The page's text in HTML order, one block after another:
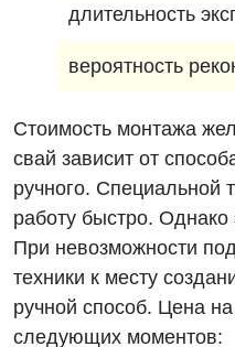
длительность
вероятность
Стоимость монтажа
свай зависит от
ручного. Специальной
работу быстро. Однако
При невозможности
техники к месту
ручной способ. Цена
следующих моментов: